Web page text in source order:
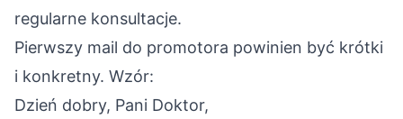
regularne konsultacje.
Pierwszy mail do promotora powinien być krótki
i konkretny. Wzór:
Dzień dobry, Pani Doktor,